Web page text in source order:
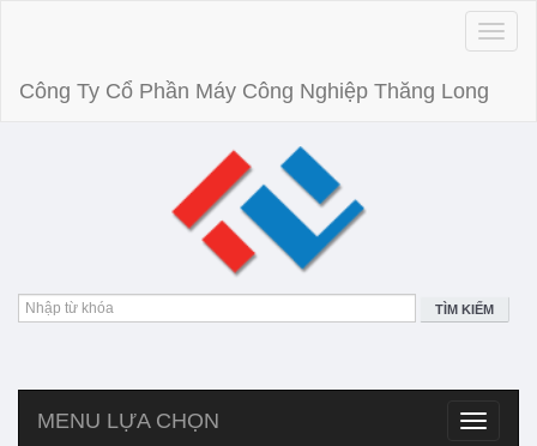
Toggle
Công Ty Cổ Phần Máy Công Nghiệp Thăng Long
TÌM KIẾM
Toggle
MENU LỰA CHỌN